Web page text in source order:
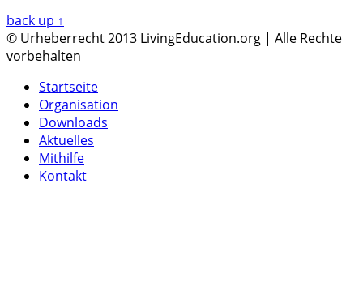
back up ↑
© Urheberrecht 2013 LivingEducation.org | Alle Rechte
vorbehalten
Startseite
Organisation
Downloads
Aktuelles
Mithilfe
Kontakt